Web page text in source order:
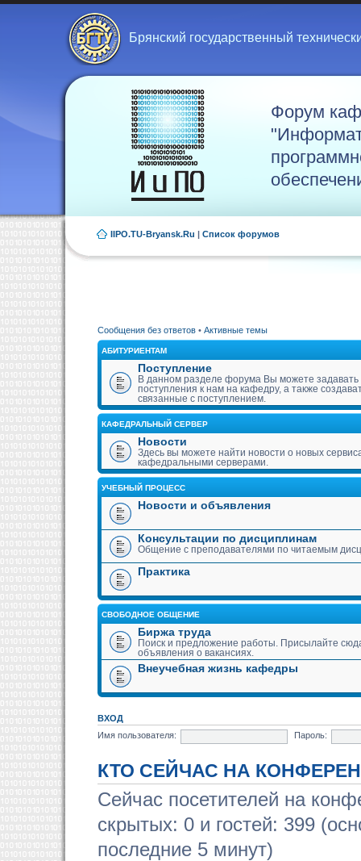
Брянский государственный
Форум
IIPO.TU-Bryansk.Ru | Список форумов
Сообщения без ответов • Активные темы
АБИТУРИЕНТАМ
Поступление
В данном разделе форума Вы можете
поступления к нам на кафедру, а также
связанные с поступлением.
КАФЕДРАЛЬНЫЙ СЕРВЕР
Новости
Здесь вы можете найти новости о новых
кафедральными серверами.
УЧЕБНЫЙ ПРОЦЕСС
Новости и объявления
Консультации по дисциплинам
Общение с преподавателями по читаемым
Практика
СВОБОДНОЕ ОБЩЕНИЕ
Биржа труда
Поиск и предложение работы. Присылайте
объявления о вакансиях.
Внеучебная жизнь кафедры
ВХОД
Имя пользователя:
Пароль:
КТО СЕЙЧАС НА
Сейчас посетителей на
скрытых: 0 и гостей: 399
последние 5 минут)